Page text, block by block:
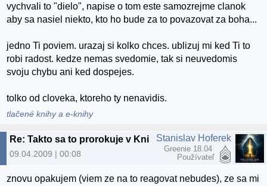
vychvali to "dielo", napise o tom este samozrejme clanok
aby sa nasiel niekto, kto ho bude za to povazovat za boha...
jedno Ti poviem. urazaj si kolko chces. ublizuj mi ked Ti to
robi radost. kedze nemas svedomie, tak si neuvedomis
svoju chybu ani ked dospejes.
tolko od cloveka, ktoreho ty nenavidis.
tlačené knihy a e-knihy
Re: Takto sa to prorokuje v Knihe Zázrakov Greenportu
09.04.2009 | 00:08
Stanislav Hoferek
Greenie 18.04
Používateľ
znovu opakujem (viem ze na to reagovat nebudes), ze sa mi